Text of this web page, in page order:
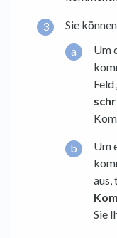
Sie
Um
Feld
Um
aus,
Sie